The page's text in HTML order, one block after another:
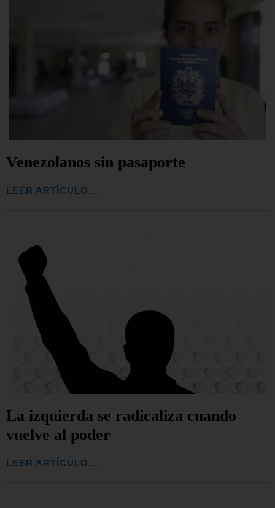
Venezolanos sin pasaporte
LEER ARTÍCULO...
La izquierda se radicaliza cuando
vuelve al poder
LEER ARTÍCULO...